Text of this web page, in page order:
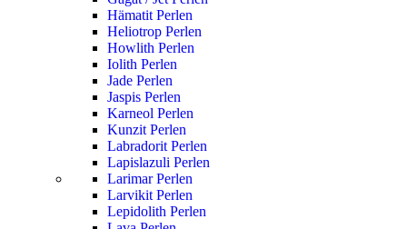
Hämatit Perlen
Heliotrop Perlen
Howlith Perlen
Iolith Perlen
Jade Perlen
Jaspis Perlen
Karneol Perlen
Kunzit Perlen
Labradorit Perlen
Lapislazuli Perlen
Larimar Perlen
Larvikit Perlen
Lepidolith Perlen